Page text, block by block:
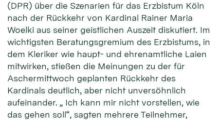
(DPR) über die Szenarien für das Erzbistum Köln
nach der Rückkehr von Kardinal Rainer Maria
Woelki aus seiner geistlichen Auszeit diskutiert. Im
wichtigsten Beratungsgremium des Erzbistums, in
dem Kleriker wie haupt- und ehrenamtliche Laien
mitwirken, stießen die Meinungen zu der für
Aschermittwoch geplanten Rückkehr des
Kardinals deutlich, aber nicht unversöhnlich
aufeinander. „ Ich kann mir nicht vorstellen, wie
das gehen soll“, sagten mehrere Teilnehmer,